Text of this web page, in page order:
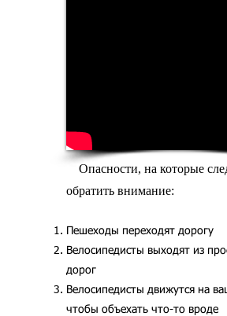
Опасности, на которые
обратить внимание:
Пешеходы переходят дорогу
Велосипедисты выходят из
дорог
Велосипедисты движутся на
чтобы объехать что-то вроде